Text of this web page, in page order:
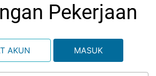
Pekerjaan
AKUN MASUK